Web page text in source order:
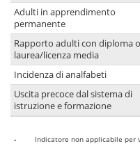
Adulti in apprendimento
permanente
Rapporto adulti con diploma o
laurea/licenza media
Incidenza di analfabeti
Uscita precoce dal sistema di
istruzione e formazione
-
Indicatore non applicabile per